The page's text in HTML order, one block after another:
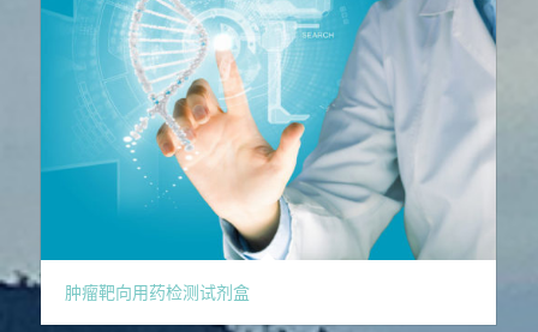
肿瘤靶向用药检测试剂盒